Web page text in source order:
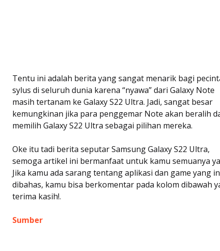
Tentu ini adalah berita yang sangat menarik bagi
sylus di seluruh dunia karena “nyawa” dari Galaxy Note
masih tertanam ke Galaxy S22 Ultra. Jadi, sangat besar
kemungkinan jika para penggemar Note akan beralih
memilih Galaxy S22 Ultra sebagai pilihan mereka.
Oke itu tadi berita seputar Samsung Galaxy S22 Ultra,
semoga artikel ini bermanfaat untuk kamu semuanya
Jika kamu ada sarang tentang aplikasi dan game yang
dibahas, kamu bisa berkomentar pada kolom dibawah
terima kasih!.
Sumber